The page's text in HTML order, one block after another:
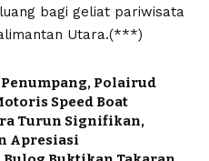
bagi geliat pariwisata
Utara.(***)
Polairud
Speed Boat
Turun Signifikan,
Apresiasi